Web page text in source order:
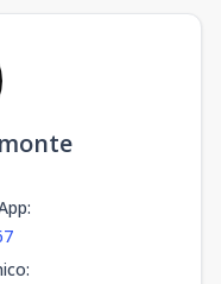
:
: